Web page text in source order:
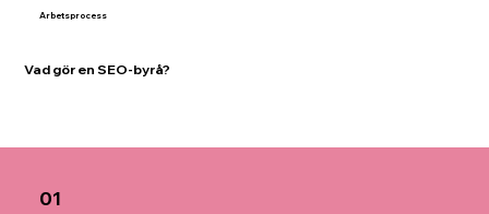
Arbetsprocess
Vad gör en SEO-byrå?
01